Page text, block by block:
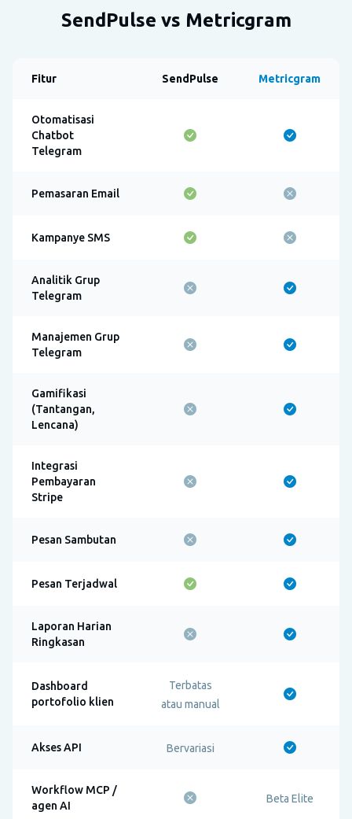
SendPulse vs Metricgram
Fitur SendPulse Metricgram
Otomatisasi
Chatbot
Telegram
Pemasaran Email
Kampanye SMS
Analitik Grup
Telegram
Manajemen Grup
Telegram
Gamifikasi
(Tantangan,
Lencana)
Integrasi
Pembayaran
Stripe
Pesan Sambutan
Pesan Terjadwal
Laporan Harian
Ringkasan
Dashboard
portofolio klien
Terbatas
atau manual
Akses API Bervariasi
Workflow MCP /
agen AI
Beta Elite